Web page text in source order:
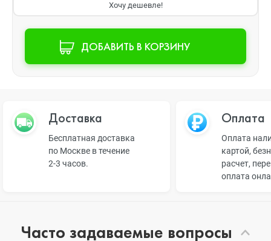
Хочу дешевле!
ДОБАВИТЬ В КОРЗИНУ
Доставка
Бесплатная доставка
по Москве в течение
2-3 часов.
Оплата
Оплата
картой,
расчет,
оплата
Часто задаваемые вопросы